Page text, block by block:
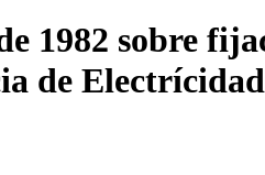
1982 sobre
de